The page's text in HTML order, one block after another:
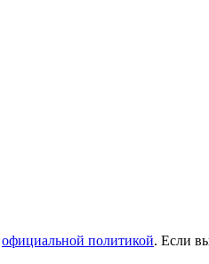
официальной политикой. Если